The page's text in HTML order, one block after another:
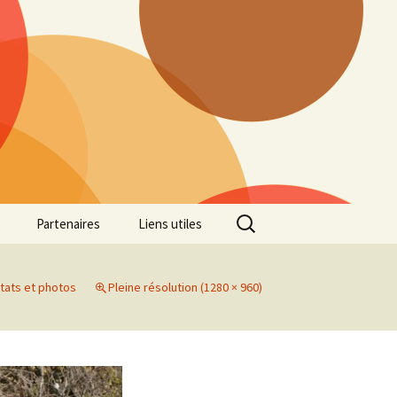
2021
Galerie photos Cross
2019
Partenaires Liens utiles Rechercher :
et photos Pleine résolution (1280 × 960)